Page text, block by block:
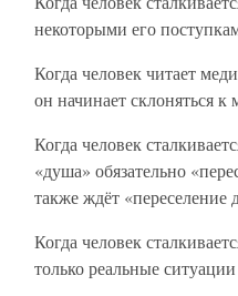
некоторыми его
Когда человек читает
он начинает склоняться
Когда человек
«душа» обязательно
также ждёт «переселение
Когда человек
только реальные